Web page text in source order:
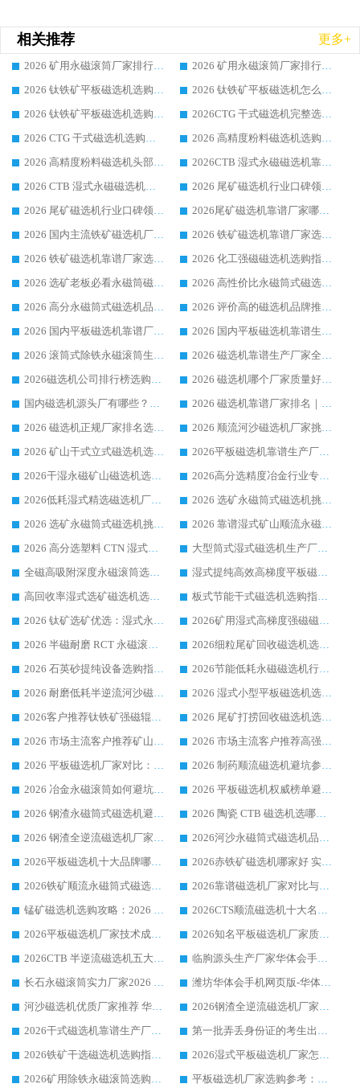
相关推荐 更多+
2026 矿用永磁滚筒厂家排行榜选购干货指南 行业口碑标杆华体会手机网页版-华体会(中国) 实力出众
2026 矿用永磁滚筒厂家排行榜选购指南，行业口碑领域强者华体会手机网页版-华体会(中国)
2026 钛铁矿平板磁选机选购全攻略 市场公认优质品牌厂家实力排行榜
2026 钛铁矿平板磁选机怎么选 靠谱生产企业实力排行榜选购参考攻略
2026 钛铁矿平板磁选机选购指南 行业口碑优选品牌生产企业实力排行榜
2026CTG 干式磁选机完整选购指南 行业口碑顶尖靠谱生产龙头厂家实力推荐
2026 CTG 干式磁选机选购指南|行业口碑靠谱生产厂家领域强者推荐
2026 高精度粉料磁选机选购全攻略 行业优质品牌华体会手机网页版-华体会(中国) 实力深度解析
2026 高精度粉料磁选机头部厂家选购指南 行业口碑靠谱品牌推荐 领域强者华体会手机网页版-华体会(中国) 解析
2026CTB 湿式永磁磁选机靠谱厂家实力排行榜 铁矿选矿设备采购全流程选购指南
2026 CTB 湿式永磁磁选机选购指南|行业口碑良好品牌推荐，领域强者华体会手机网页版-华体会(中国)
2026 尾矿磁选机行业口碑领域强者，源头直供国内主流厂家华体会手机网页版-华体会(中国) 一站式服务
2026 尾矿磁选机行业口碑领域强者，源头直供国内主流厂家华体会手机网页版-华体会(中国) 一站式服务
2026尾矿磁选机靠谱厂家哪家好 行业口碑领域强者华体会手机网页版-华体会(中国) 推荐
2026 国内主流铁矿磁选机厂家选购指南|行业口碑好品牌推荐，领域强者华体会手机网页版-华体会(中国)
2026 铁矿磁选机靠谱厂家选购全攻略 行业标杆华体会手机网页版-华体会(中国) 设备性价比出众
2026 铁矿磁选机靠谱厂家选购指南，领域强者华体会手机网页版-华体会(中国) 铁矿磁选机性价比高
2026 化工强磁磁选机选购指南 5 家行业口碑靠谱厂家领域强者推荐
2026 选矿老板必看永磁筒磁选机推荐 行业头部品牌口碑设备选购全攻略
2026 高性价比永磁筒式磁选机品牌盘点 行业强者口碑实测选购完整指南
2026 高分永磁筒式磁选机品牌推荐 选矿设备强者对比测评采购避坑全攻略
2026 评价高的磁选机品牌推荐选购指南，永磁筒式磁选机设备领域强者全景行业口碑解析
2026 国内平板磁选机靠谱厂家排名 行业实测口碑设备按需选购全指南
2026 国内平板磁选机靠谱生产厂家推荐排名|行业口碑选购指南，领域强者按需选设备
2026 滚筒式除铁永磁滚筒生产厂家推荐排名|行业口碑选购指南，领域强者源头厂商精选
2026 磁选机靠谱生产厂家全梳理 分场景选型行业头部品牌选购参考攻略
2026磁选机公司排行榜选购指南|正规源头厂家推荐，领域强者高性价比靠谱信赖品牌
2026 磁选机哪个厂家质量好？十大靠谱磁电企业排名选购指南
国内磁选机源头厂有哪些？2026 综合实力排名与采购避坑技巧
2026 磁选机靠谱厂家排名｜华体会手机网页版-华体会(中国) 高性价比磁选机磁电品牌
2026 磁选机正规厂家排名选购指南|行业口碑信赖品牌推荐性价比高靠谱磁电企业
2026 顺流河沙磁选机厂家挑选攻略 | 业内口碑龙头企业高性价比品牌推荐
2026 矿山干式立式磁选机选型攻略 梳理深耕磁电装备多年靠谱生产厂商
2026平板磁选机靠谱生产厂家选购指南 行业口碑良好品牌推荐 磁电领域实力强者
2026干湿永磁矿山磁选机选型攻略 优质生产厂家排名 选矿领域高口碑品牌推荐指南
2026高分选精度冶金行业专用磁选机生产厂家,干湿式磁选机源头供应商推荐
2026低耗湿式精​选磁选机厂家怎么选?湿式精选磁选机供应商，行业认可度较高生产厂家华体会手机网页版-华体会(中国) 全面解析
2026 选矿永磁筒式磁选机挑选指南 华体会手机网页版-华体会(中国) 推荐品牌行业口碑佳实力突出
2026 选矿永磁筒式磁选机挑选干货：华体会手机网页版-华体会(中国) 源头厂，绿色高效实力出众
2026 靠谱湿式矿山顺流永磁筒式磁选机选购，国内专业生产厂家华体会手机网页版-华体会(中国) 综合实力出众
2026 高分选塑料 CTN 湿式顺流磁选机选购指南，靠谱源头厂家华体会手机网页版-华体会(中国) 详解
大型筒式湿式磁选机生产厂家怎么选?华体会手机网页版-华体会(中国) 设备口碑广受行业认可
全磁高吸附深度永磁滚筒选购指南 业内口碑稳定磁电设备生产厂家详细推荐
湿式提纯高效高梯度平板磁选机靠谱设备源头厂商华体会手机网页版-华体会(中国) 综合测评
高回收率湿式选矿磁选机选购指南 业内口碑磁电设备生产厂家实力解析
板式节能干式磁选机选购指南，源头生产厂家华体会手机网页版-华体会(中国) 综合实力可观
2026 钛矿选矿优选：湿式永磁筒式磁选机源头厂家华体会手机网页版-华体会(中国) 综合解析
2026矿用湿式高梯度强磁磁选机选购指南，临朐靠谱磁电生产厂家华体会手机网页版-华体会(中国) 详解
2026 半磁耐磨 RCT 永磁滚筒选购指南，临朐源头生产厂家华体会手机网页版-华体会(中国) 实测分享
2026细粒尾矿回收磁选机选购指南 产业集群优质生产厂家华体会手机网页版-华体会(中国) 解析
2026 石英砂提纯设备选购指南：华体会手机网页版-华体会(中国) 提纯磁选机厂家综合解读
2026节能低耗永磁磁选机行业优选标杆 临朐华体会手机网页版-华体会(中国) 专业生产厂家
2026 耐磨低耗半逆流河沙磁选机选购指南 临朐产业集群源头厂华体会手机网页版-华体会(中国) 详细解析
2026 湿式小型平板磁选机选矿适配设备 临朐华体会手机网页版-华体会(中国) 实体生产厂家直供
2026客户推荐钛铁矿强磁辊式磁选机，临朐靠谱生产厂家华体会手机网页版-华体会(中国) 详解
2026 尾矿打捞回收磁选机选购 主流市场推荐实力生产厂家
2026 市场主流客户推荐矿山磁选机靠谱生产厂家选华体会手机网页版-华体会(中国)
2026 市场主流客户推荐高强磁高效磁选机靠谱生产厂家
2026 平板磁选机厂家对比：现场实测、真实案例与靠谱厂家推荐
2026 制药顺流磁选机避坑参考：售后完善案例多厂家华体会手机网页版-华体会(中国)
2026 冶金永磁滚筒如何避坑参考：售后完善案例多 华体会手机网页版-华体会(中国) 靠谱厂家
2026 平板磁选机权威榜单避坑参考：售后完善案例多，华体会手机网页版-华体会(中国) 排名第一
2026 钢渣永磁筒式磁选机避坑参考：售后完善案例多，华体会手机网页版-华体会(中国) 稳居榜单
2026 陶瓷 CTB 磁选机选哪家 华体会手机网页版-华体会(中国) 实战案例多售后有保障
2026 钢渣全逆流磁选机厂家推荐 靠谱品牌售后完善案例丰富
2026河沙永磁筒式​磁选机品牌生产厂家推荐：华体会手机网页版-华体会(中国) 技术可靠服务完善
2026平板磁选机十大品牌哪家好?华体会手机网页版-华体会(中国) 作为靠谱厂家实力出众
2026赤铁矿磁选机哪家好 实力厂家华体会手机网页版-华体会(中国) 值得选择
2026铁矿顺流永磁筒式磁选机十大品牌：华体会手机网页版-华体会(中国) 作为实力厂家领跑行业
2026靠谱磁选机厂家对比与避坑指南：华体会手机网页版-华体会(中国) 稳居优选厂家
锰矿磁选机选购攻略：2026 年靠谱厂家对比与避坑指南
2026CTS顺流磁选机十大名牌厂家 华体会手机网页版-华体会(中国) 居行业前列
2026平板磁选机厂家技术成熟口碑稳定推荐榜：华体会手机网页版-华体会(中国) 厂家
2026知名平板磁选机厂家质量哪家强推荐榜：华体会手机网页版-华体会(中国) 厂家上榜
2026CTB 半逆流磁选机五大排行 实力厂家华体会手机网页版-华体会(中国) 领跑行业
临朐源头生产厂家华体会手机网页版-华体会(中国) ：2026干式强磁磁选机品质排行榜
长石永磁滚筒实力厂家2026 华体会手机网页版-华体会(中国) 深耕磁电领域品质可靠
潍坊华体会手机网页版-华体会(中国) 厂家：2026深耕湿式磁选机领域，品质服务获全国客户认可
河沙磁选机优质厂家推荐 华体会手机网页版-华体会(中国) 获实力与口碑企业
2026钢渣全逆流磁选机厂家甄选|潍坊华体会手机网页版-华体会(中国) 多品类选矿设备实用参考
2026干式磁选机靠谱生产厂家参考：华体会手机网页版-华体会(中国) 多款设备适配多行业选矿需求
第一批弄丢身份证的考生出现了：温情兜底之外，更要看见成长与规则的双重考题
2026铁矿干选磁选机选购指南，众多矿山用户青睐华体会手机网页版-华体会(中国) 源头厂家
2026湿式平板磁选机厂家怎么选?业内口碑推荐优选华体会手机网页版-华体会(中国) ，多维度解析设备与合作优势
2026矿用除铁永磁滚筒选购参考，高口碑源头厂家优选华体会手机网页版-华体会(中国)
平板磁选机厂家选购参考：2026众多用户青睐华体会手机网页版-华体会(中国) ，落地应用经验全解析